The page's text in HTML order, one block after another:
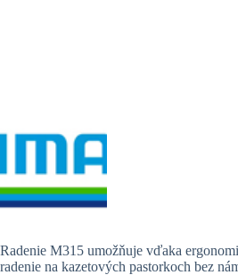
Radenie M315 umožňuje vďaka
radenie na kazetových pastorkoch bez